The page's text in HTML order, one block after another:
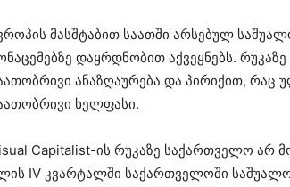
მასშტაბით საათში არსებულ
დაყრდნობით აქვეყნებს.
ანაზღაურება და პირიქით,
ხელფასი.
Capitalist-ის რუკაზე საქართველო არ
IV კვარტალში საქართველოში